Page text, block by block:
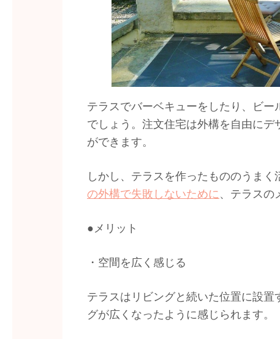
テラスでバーベキューをしたり、ビ
でしょう。注文住宅は外構を自由に
ができます。
しかし、テラスを作ったもののうまく
の外構で失敗しないために、テラスの
●メリット
・空間を広く感じる
テラスはリビングと続いた位置に設
グが広くなったように感じられます。